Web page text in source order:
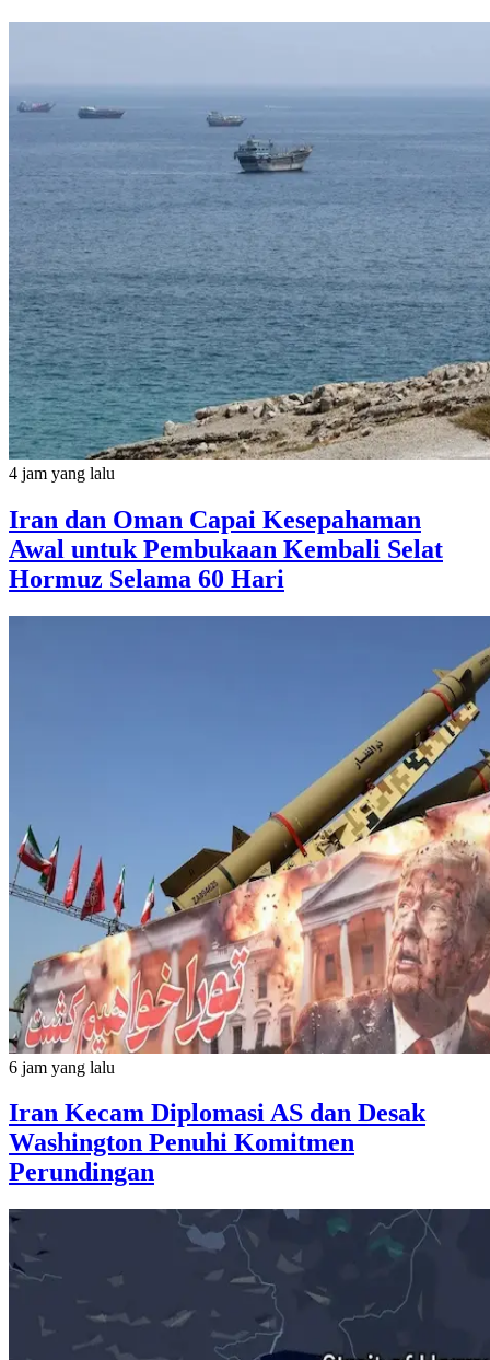
4 jam yang lalu
Iran dan Oman Capai Kesepahaman
Awal untuk Pembukaan Kembali Selat
Hormuz Selama 60 Hari
6 jam yang lalu
Iran Kecam Diplomasi AS dan Desak
Washington Penuhi Komitmen
Perundingan